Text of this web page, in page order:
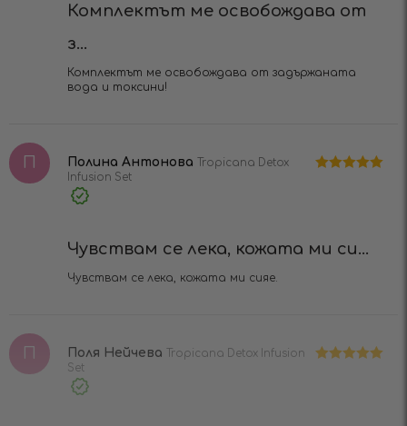
Комплектът ме освобождава от
з...
Комплектът ме освобождава от задържаната
вода и токсини!
П Полина Антонова
Tropicana Detox
Infusion Set
Чувствам се лека, кожата ми си...
Чувствам се лека, кожата ми сияе.
П Поля Нейчева
Tropicana Detox Infusion
Set